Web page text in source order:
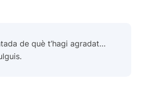
de què t’hagi agradat…